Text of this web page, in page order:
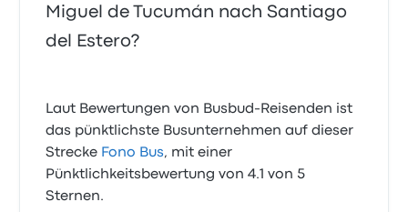
Miguel de Tucumán nach Santiago
del Estero?
Laut Bewertungen von Busbud-Reisenden ist
das pünktlichste Busunternehmen auf dieser
Strecke Fono Bus, mit einer
Pünktlichkeitsbewertung von 4.1 von 5
Sternen.